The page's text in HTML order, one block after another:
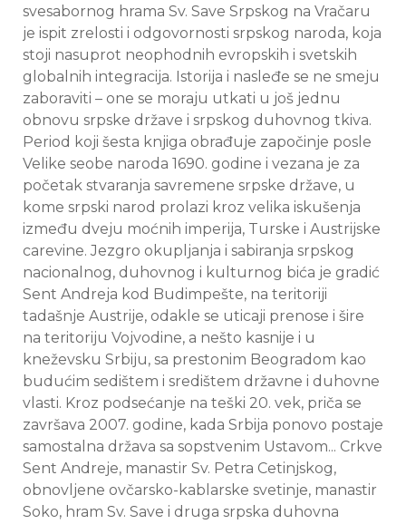
svesabornog hrama Sv. Save Srpskog na Vračaru
je ispit zrelosti i odgovornosti srpskog naroda, koja
stoji nasuprot neophodnih evropskih i svetskih
globalnih integracija. Istorija i nasleđe se ne smeju
zaboraviti – one se moraju utkati u još jednu
obnovu srpske države i srpskog duhovnog tkiva.
Period koji šesta knjiga obrađuje započinje posle
Velike seobe naroda 1690. godine i vezana je za
početak stvaranja savremene srpske države, u
kome srpski narod prolazi kroz velika iskušenja
između dveju moćnih imperija, Turske i Austrijske
carevine. Jezgro okupljanja i sabiranja srpskog
nacionalnog, duhovnog i kulturnog bića je gradić
Sent Andreja kod Budimpešte, na teritoriji
tadašnje Austrije, odakle se uticaji prenose i šire
na teritoriju Vojvodine, a nešto kasnije i u
kneževsku Srbiju, sa prestonim Beogradom kao
budućim sedištem i središtem državne i duhovne
vlasti. Kroz podsećanje na teški 20. vek, priča se
završava 2007. godine, kada Srbija ponovo postaje
samostalna država sa sopstvenim Ustavom... Crkve
Sent Andreje, manastir Sv. Petra Cetinjskog,
obnovljene ovčarsko-kablarske svetinje, manastir
Soko, hram Sv. Save i druga srpska duhovna